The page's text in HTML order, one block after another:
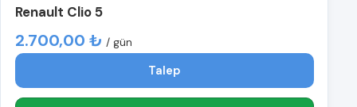
Renault Clio 5
2.700,00 ₺ / gün
Talep